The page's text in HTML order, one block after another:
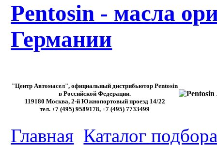
Pentosin - масла
Германии
"Центр Автомасел", официальный дистрибьютор Pentosin
в Российской Федерации.
119180 Москва, 2-й Южнопортовый проезд 14/22
тел. +7 (495) 9589178, +7 (495) 7733499
Главная Каталог